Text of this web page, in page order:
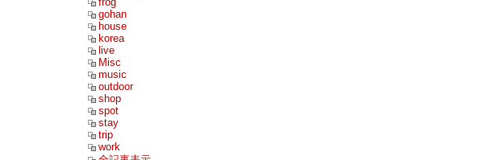
gohan
house
korea
live
Misc
music
outdoor
shop
spot
stay
trip
work